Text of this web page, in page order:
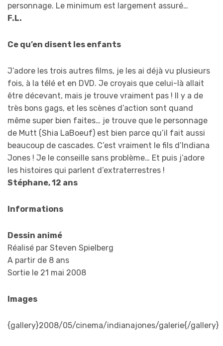
personnage. Le minimum est largement assuré…
F.L.
Ce qu’en disent les enfants
J’adore les trois autres films, je les ai déjà vu plusieurs
fois, à la télé et en DVD. Je croyais que celui-là allait
être décevant, mais je trouve vraiment pas ! Il y a de
très bons gags, et les scènes d’action sont quand
même super bien faites… je trouve que le personnage
de Mutt (Shia LaBoeuf) est bien parce qu’il fait aussi
beaucoup de cascades. C’est vraiment le fils d’Indiana
Jones ! Je le conseille sans problème… Et puis j’adore
les histoires qui parlent d’extraterrestres !
Stéphane, 12 ans
Informations
Dessin animé
Réalisé par Steven Spielberg
A partir de 8 ans
Sortie le 21 mai 2008
Images
{gallery}2008/05/cinema/indianajones/galerie{/gallery}